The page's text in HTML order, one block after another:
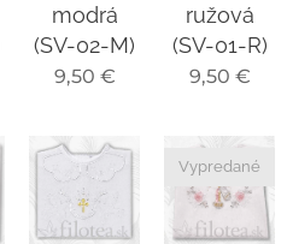
modrá
(SV-02-M)
9,50 €
ružová
(SV-01-R)
9,50 €
Vypredané